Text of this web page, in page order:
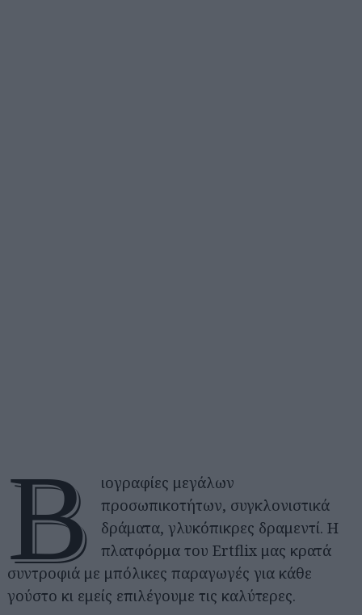
Β
ιογραφίες μεγάλων
προσωπικοτήτων, συγκλονιστικά
δράματα, γλυκόπικρες δραμεντί. Η
πλατφόρμα του Ertflix μας κρατά
συντροφιά με μπόλικες παραγωγές για κάθε
γούστο κι εμείς επιλέγουμε τις καλύτερες.